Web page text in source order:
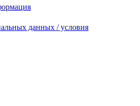
данных / условия